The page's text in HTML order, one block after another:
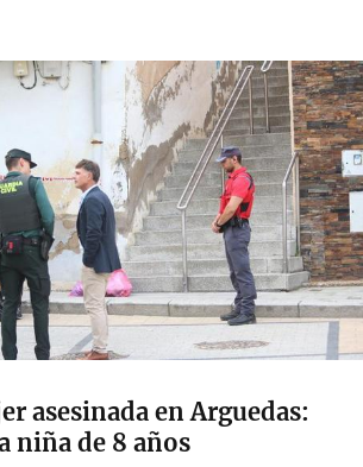
asesinada en Arguedas:
niña de 8 años